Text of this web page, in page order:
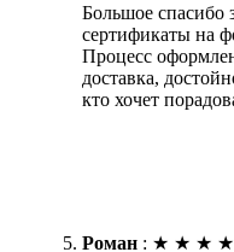
Большое спасибо
сертификаты на
Процесс
доставка,
кто хочет
Роман : ★ ★ ★ ★